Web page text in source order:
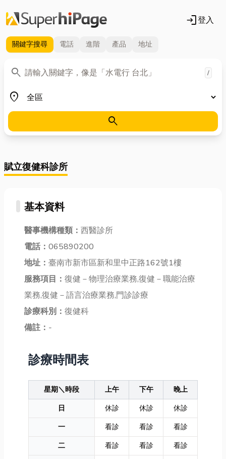
login登入
關鍵字搜尋 電話 進階 產品 地址
search
關鍵字 /
place
地區
search
賦立復健科診所
基本資料
醫事機構種類： 西醫診所
電話： 065890200
地址： 臺南市新市區新和里中正路162號1樓
服務項目： 復健－物理治療業務,復健－職能治療
業務,復健－語言治療業務,門診診療
診療科別： 復健科
備註： -
診療時間表
星期＼時段 上午 下午
晚上
日
休診 休診
休診
一
看診 看診
看診
二
看診 看診
看診